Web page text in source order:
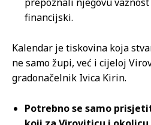
financijski.
Kalendar je tiskovina koja
ne samo župi, već i cijeloj
gradonačelnik Ivica Kirin.
Potrebno se samo